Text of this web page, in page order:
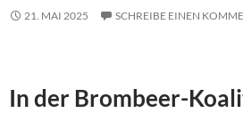
21. MAI 2025 SCHREIBE EINEN
In der Brombeer-